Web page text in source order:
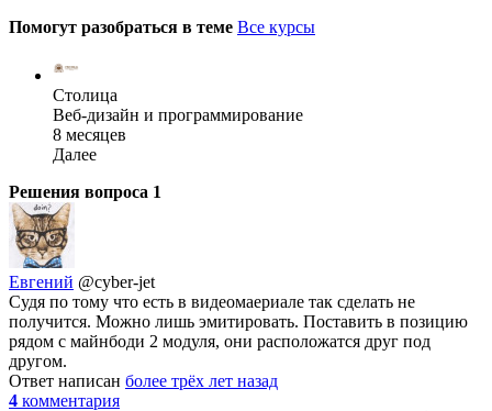
Помогут разобраться в теме Все курсы
Столица
Веб-дизайн и программирование
8 месяцев
Далее
Решения вопроса 1
Евгений @cyber-jet
Судя по тому что есть в видеомаериале так сделать не
получится. Можно лишь эмитировать. Поставить в позицию
рядом с майнбоди 2 модуля, они расположатся друг под
другом.
Ответ написан более трёх лет назад
4 комментария